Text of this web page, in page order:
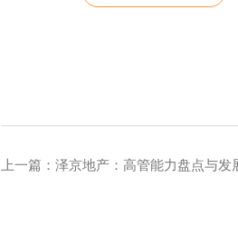
上一篇： 泽京地产：高管能力盘点与发展，